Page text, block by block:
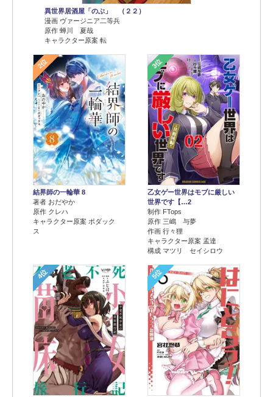
異世界居酒屋「のぶ」 （２２）
漫画 ヴァージニア二等兵
原作 蝉川 夏哉
キャラクター原案 転
2位
結界師の一輪華 8
著者 おだやか
原作 クレハ
キャラクター原案 ボダック
ス
3位
乙女ゲー世界はモブに厳しい
世界です【…2
制作 FTops
原作 三嶋 与夢
作画 行々狸
キャラクター原案 孟達
構成 マツリ セイシロウ
4位 5位